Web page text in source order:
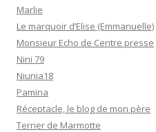
Marlie
Le marquoir d’Elise (Emmanuelle)
Monsieur Echo de Centre presse
Nini 79
Niunia18
Pamina
Réceptacle, le blog de mon père
Terrier de Marmotte